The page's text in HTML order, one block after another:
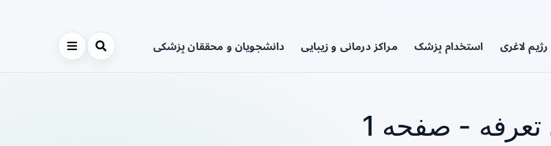
رژیم لاغری استخدام پزشک مراکز درمانی و زیبایی دانشجویان و محققان پزشکی
- صفحه 1